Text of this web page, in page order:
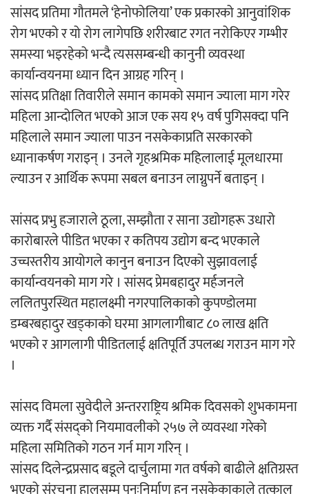
चलचित्र ‘माया भनेकै यस्तो होला’को शीर्ष गीत
सार्वजनिक
सांसद प्रतिमा गौतमले ‘हेनोफोलिया’ एक प्रकारको आनुवांशिक
रोग भएको र यो रोग लागेपछि शरीरबाट रगत नरोकिएर गम्भीर
समस्या भइरहेको भन्दै त्यससम्बन्धी कानुनी व्यवस्था
कार्यान्वयनमा ध्यान दिन आग्रह गरिन् ।
सांसद प्रतिक्षा तिवारीले समान कामको समान ज्याला माग गरेर
महिला आन्दोलित भएको आज एक सय १५ वर्ष पुगिसक्दा पनि
महिलाले समान ज्याला पाउन नसकेकाप्रति सरकारको
ध्यानाकर्षण गराइन् । उनले गृहश्रमिक महिलालाई मूलधारमा
ल्याउन र आर्थिक रूपमा सबल बनाउन लाग्नुपर्ने बताइन् ।
सांसद प्रभु हजाराले ठूला, सम्झौता र साना उद्योगहरू उधारो
कारोबारले पीडित भएका र कतिपय उद्योग बन्द भएकाले
उच्चस्तरीय आयोगले कानुन बनाउन दिएको सुझावलाई
कार्यान्वयनको माग गरे । सांसद प्रेमबहादुर मर्हजनले
ललितपुरस्थित महालक्ष्मी नगरपालिकाको कुपण्डोलमा
डम्बरबहादुर खड्काको घरमा आगलागीबाट ८० लाख क्षति
भएको र आगलागी पीडितलाई क्षतिपूर्ति उपलब्ध गराउन माग गरे
।
सांसद विमला सुवेदीले अन्तरराष्ट्रिय श्रमिक दिवसको शुभकामना
व्यक्त गर्दै संसद्को नियमावलीको २५७ ले व्यवस्था गरेको
महिला समितिको गठन गर्न माग गरिन् ।
सांसद दिलेन्द्रप्रसाद बडूले दार्चुलामा गत वर्षको बाढीले क्षतिग्रस्त